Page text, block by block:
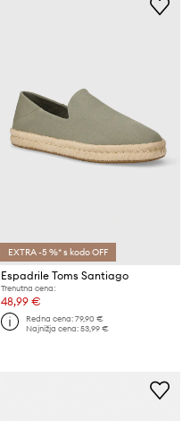
EXTRA -5 %* s kodo OFF
Espadrile Toms Santiago
Trenutna cena:
48,99 €
Redna cena:79,90 €
Najnižja cena:53,99 €